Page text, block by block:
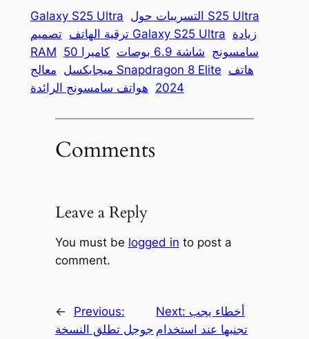
Galaxy S25 Ultra
التسريبات حول S25 Ultra
ترقية الهاتفتصميم Galaxy S25 Ultra زيادة
RAM
سامسونج شاشة 6.9 بوصات
كاميرا 50
ميجابكسل معالج Snapdragon 8 Elite هاتف
2024 هواتف سامسونج الرائدة
Comments
Leave a Reply
You must be logged in to post a
comment.
←
Previous:
جوجل تطلق النسخة
Next: أخطاء يجب
تجنبها عند استخدام